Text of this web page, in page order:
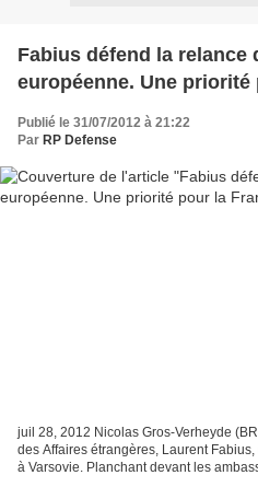
Fabius défend la relance
européenne. Une priorité
Publié le 31/07/2012 à 21:22
Par RP Defense
juil 28, 2012 Nicolas Gros-Verheyde
des Affaires étrangères, Laurent
à Varsovie. Planchant devant les